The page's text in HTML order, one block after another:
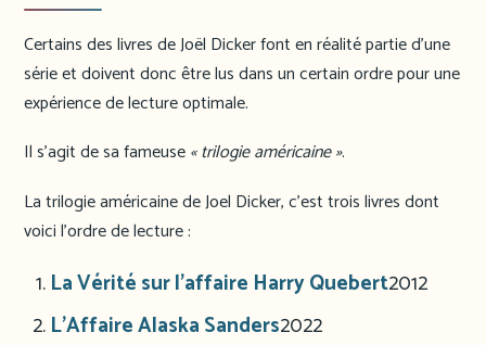
Certains des livres de Joël Dicker font en réalité partie d’une
série et doivent donc être lus dans un certain ordre pour une
expérience de lecture optimale.
Il s’agit de sa fameuse« trilogie américaine ».
La trilogie américaine de Joel Dicker, c’est trois livres dont
voici l’ordre de lecture :
La Vérité sur l’affaire Harry Quebert2012
L’Affaire Alaska Sanders2022